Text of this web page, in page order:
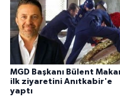
MGD Başkanı Bülent
ilk ziyaretini Anıtkabir'e
yaptı